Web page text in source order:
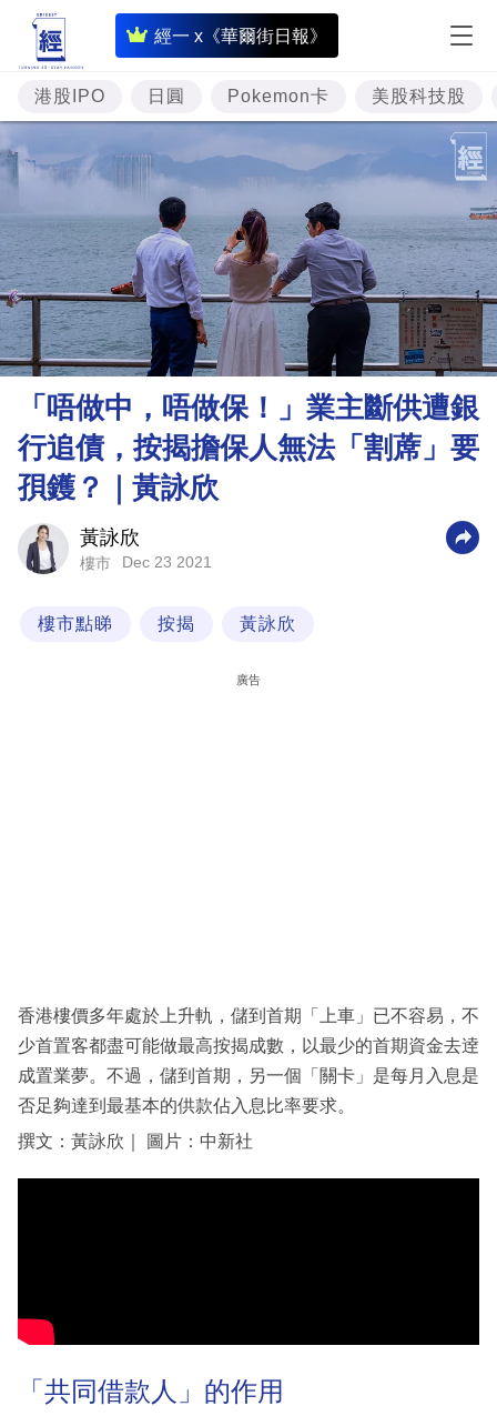
經一 x《華爾街日報》
即
時
財
經
專
投
資
樓
市
理
財
商
業
科
技
港股IPO 日圓 Pokemon卡 美股科技股
「唔做中，唔做保！」業主斷供遭銀
行追債，按揭擔保人無法「割蓆」要
孭鑊？｜黃詠欣
黃詠欣
樓市 Dec 23 2021
樓市點睇 按揭 黃詠欣
廣告
香港樓價多年處於上升軌，儲到首期「上車」已不容易，不
少首置客都盡可能做最高按揭成數，以最少的首期資金去逹
成置業夢。不過，儲到首期，另一個「關卡」是每月入息是
否足夠達到最基本的供款佔入息比率要求。
撰文：黃詠欣｜ 圖片：中新社
「共同借款人」的作用